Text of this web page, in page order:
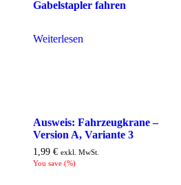
Gabelstapler fahren
Weiterlesen
Ausweis: Fahrzeugkrane –
Version A, Variante 3
1,99 € exkl. MwSt.
You save (%)